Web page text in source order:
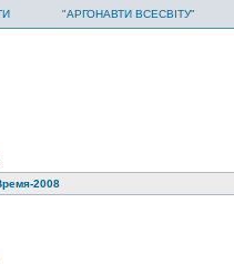
"АРГОНАВТИ ВСЕСВІТУ"
2008